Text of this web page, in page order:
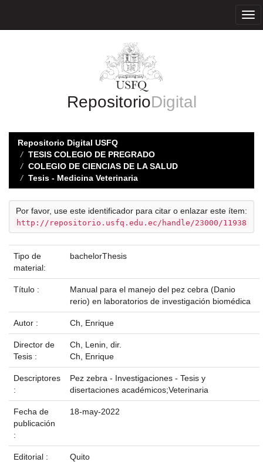
RepositorioDigital
Repositorio Digital USFQ
TESIS COLEGIO DE PREGRADO
COLEGIO DE CIENCIAS DE LA SALUD
Tesis - Medicina Veterinaria
Por favor, use este identificador para citar o enlazar este ítem:
http://repositorio.usfq.edu.ec/handle/23000/11938
Tipo de
material:
bachelorThesis
Título :
Manual para el manejo del pez cebra (Danio
rerio) en laboratorios de investigación biomédica
Autor : Ch, Enrique
Director de
Tesis :
Ch, Lenin, dir.
Ch, Enrique
Descriptores
:
Pez zebra - Investigaciones - Tesis y
disertaciones académicos;Veterinaria
Fecha de
publicación
:
18-may-2022
Editorial : Quito